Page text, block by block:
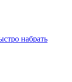
набрать